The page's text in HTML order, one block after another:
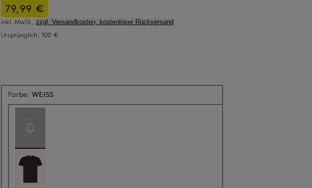
79,99 €
inkl. MwSt., zzgl. Versandkosten, kostenloser Rückversand
Ursprünglich: 100 €
Farbe:WEISSAktuell nicht verfügbar